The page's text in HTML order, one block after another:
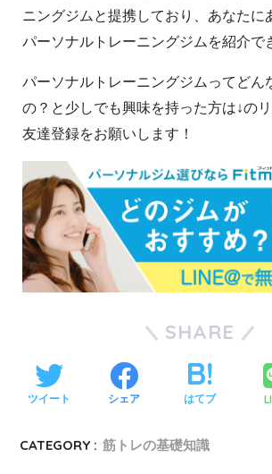
ニングジムと提携しており、あなたに
パーソナルトレーニングジムを紹介で
パーソナルトレーニングジムってどん
の？と少しでも興味を持った方は↓の
友達登録をお願いします！
SHARE
ツイート シェア はてブ
CATEGORY : 筋トレの基礎知識